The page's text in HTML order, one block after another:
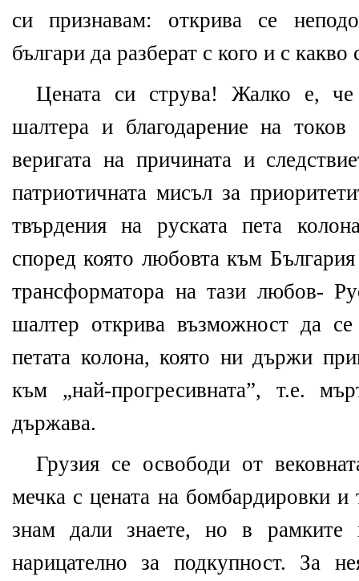
си признавам: открива се
българи да разберат с кого и с
Цената си струва! Жалко е,
шалтера и благодарение на
веригата на причината и
патриотичната мисъл за
твърдения на руската пета
според която любовта към
трансформатора на тази любов-
шалтер открива възможност да
петата колона, която ни държи
към „най-прогресивната”, т.е.
държава.
Грузия се освободи от
мечка с цената на бомбардировки и
знам дали знаете, но в
нарицателно за подкупност. За